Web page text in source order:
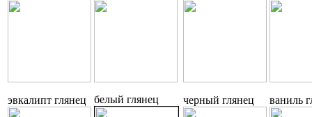
эвкалипт глянец белый глянец черный глянец ваниль